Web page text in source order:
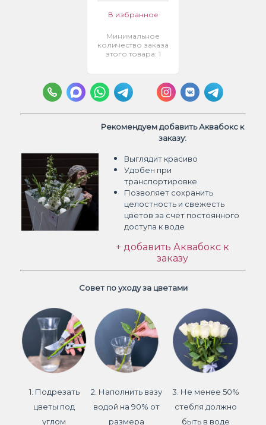
В избранное
Минимальное
количество заказа
этого товара: 1
Рекомендуем добавить Аквабокс к
заказу:
Выглядит красиво
Удобен при
транспортировке
Позволяет сохранить
целостность и свежесть
цветов за счет постоянного
доступа к воде
+ добавить Аквабокс к
заказу
Совет по уходу за цветами
1. Подрезать
цветы под
углом
2. Наполнить вазу
водой на 90% от
размера
3. Не менее 50%
стебля должно
быть в воде